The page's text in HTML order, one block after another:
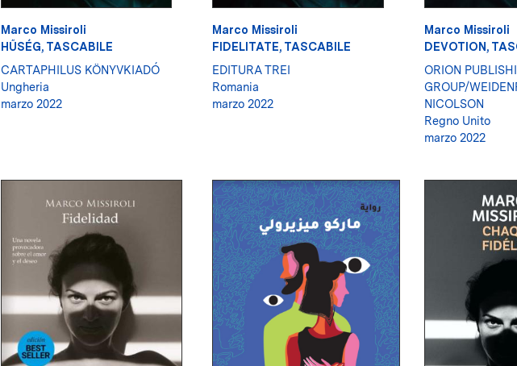
Marco Missiroli
HŰSÉG, TASCABILE
CARTAPHILUS KÖNYVKIADÓ
Ungheria
marzo 2022
Marco Missiroli
FIDELITATE, TASCABILE
EDITURA TREI
Romania
marzo 2022
Marco Missiroli
DEVOTION,
ORION
GROUP/
NICOLSON
Regno Unito
marzo 2022